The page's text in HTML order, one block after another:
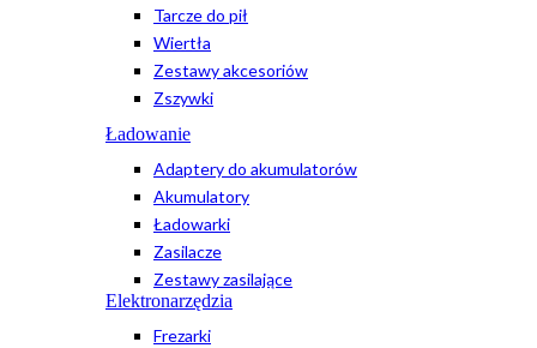
Tarcze do pił
Wiertła
Zestawy akcesoriów
Zszywki
Ładowanie
Adaptery do akumulatorów
Akumulatory
Ładowarki
Zasilacze
Zestawy zasilające
Elektronarzędzia
Frezarki